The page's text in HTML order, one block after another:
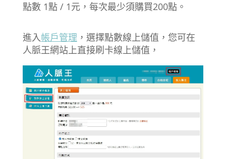
點數 1點 / 1元，每次最少須購買200點。
進入帳戶管理 ，選擇點數線上儲值，您可在
人脈王網站上直接刷卡線上儲值，